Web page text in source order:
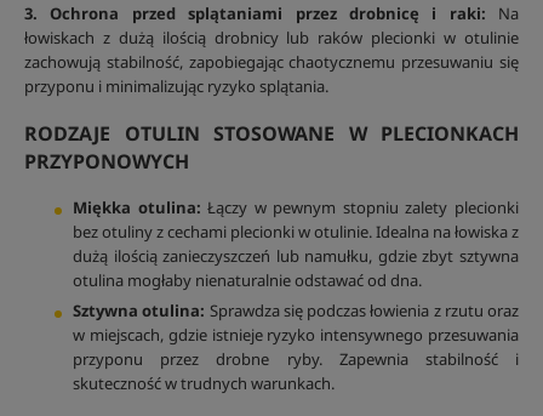
3. Ochrona przed splątaniami przez drobnicę i raki: Na
łowiskach z dużą ilością drobnicy lub raków plecionki w otulinie
zachowują stabilność, zapobiegając chaotycznemu przesuwaniu się
przyponu i minimalizując ryzyko splątania.
RODZAJE OTULIN STOSOWANE W PLECIONKACH
PRZYPONOWYCH
Miękka otulina: Łączy w pewnym stopniu zalety plecionki
bez otuliny z cechami plecionki w otulinie. Idealna na łowiska z
dużą ilością zanieczyszczeń lub namułku, gdzie zbyt sztywna
otulina mogłaby nienaturalnie odstawać od dna.
Sztywna otulina: Sprawdza się podczas łowienia z rzutu oraz
w miejscach, gdzie istnieje ryzyko intensywnego przesuwania
przyponu przez drobne ryby. Zapewnia stabilność i
skuteczność w trudnych warunkach.